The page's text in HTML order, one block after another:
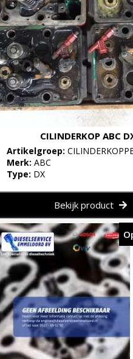
CILINDERKOP ABC
Artikelgroep:
Merk:ABC
Type: DX
Bekijk product